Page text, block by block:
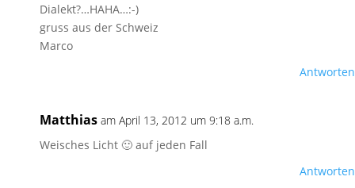
Dialekt?…HAHA…:-)
gruss aus der Schweiz
Marco
Antworten
Matthias am April 13, 2012 um 9:18 a.m.
Weisches Licht 🙂 auf jeden Fall
Antworten